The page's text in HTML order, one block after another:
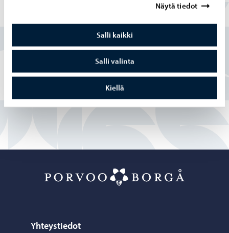
Näytä tiedot
Salli kaikki
Salli valinta
Kiellä
Kyllä
En
Yhteystiedot